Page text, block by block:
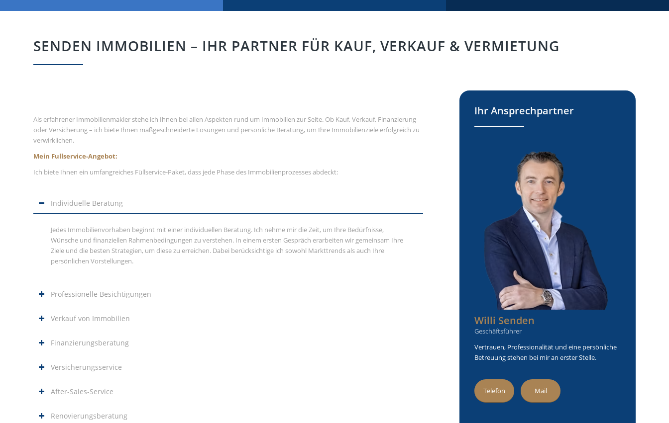
SENDEN IMMOBILIEN – IHR PARTNER FÜR KAUF, VERKAUF & VERMIETUNG
Als erfahrener Immobilienmakler stehe ich Ihnen bei allen Aspekten rund um Immobilien zur Seite. Ob Kauf, Verkauf, Finanzierung
oder Versicherung – ich biete Ihnen maßgeschneiderte Lösungen und persönliche Beratung, um Ihre Immobilienziele erfolgreich zu
verwirklichen.
Mein Fullservice-Angebot:
Ich biete Ihnen ein umfangreiches Füllservice-Paket, dass jede Phase des Immobilienprozesses abdeckt:
Individuelle Beratung
Jedes Immobilienvorhaben beginnt mit einer individuellen Beratung. Ich nehme mir die Zeit, um Ihre Bedürfnisse,
Wünsche und finanziellen Rahmenbedingungen zu verstehen. In einem ersten Gespräch erarbeiten wir gemeinsam Ihre
Ziele und die besten Strategien, um diese zu erreichen. Dabei berücksichtige ich sowohl Markttrends als auch Ihre
persönlichen Vorstellungen.
Professionelle Besichtigungen
Verkauf von Immobilien
Finanzierungsberatung
Versicherungsservice
After-Sales-Service
Renovierungsberatung
Ihr Ansprechpartner
Willi Senden
Geschäftsführer
Vertrauen, Professionalität und eine persönliche
Betreuung stehen bei mir an erster Stelle.
Telefon Mail